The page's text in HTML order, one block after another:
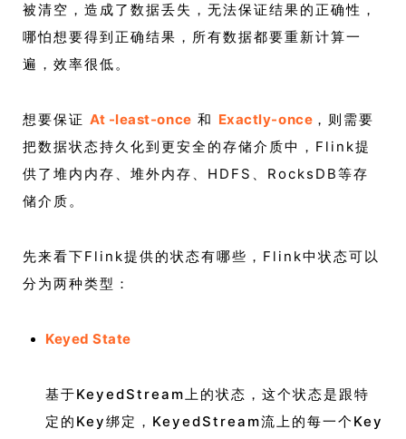
被清空，造成了数据丢失，无法保证结果的正确性，
哪怕想要得到正确结果，所有数据都要重新计算一
遍，效率很低。
想要保证 At -least-once 和 Exactly-once ，则需要
把数据状态持久化到更安全的存储介质中，Flink提
供了堆内内存、堆外内存、HDFS、RocksDB等存
储介质。
先来看下Flink提供的状态有哪些，Flink中状态可以
分为两种类型：
Keyed State
基于KeyedStream上的状态，这个状态是跟特
定的Key绑定，KeyedStream流上的每一个Key